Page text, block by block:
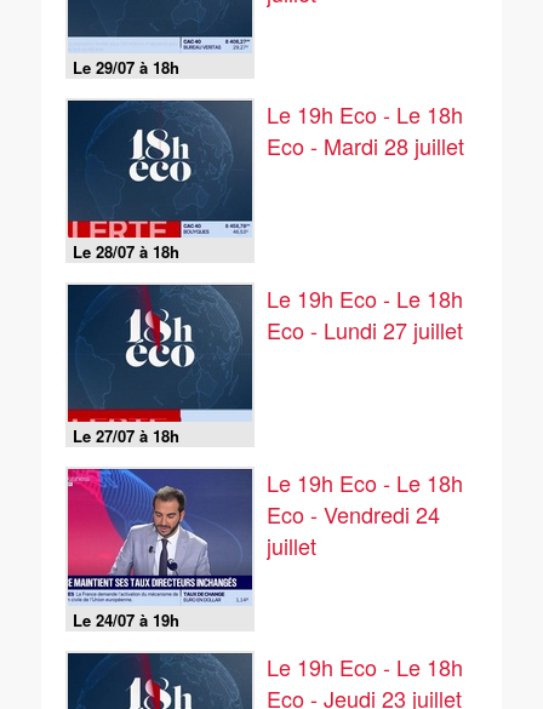
Le 29/07 à 18h
Le 28/07 à 18h
Le 19h Eco - Le 18h
Eco - Mardi 28 juillet
Le 27/07 à 18h
Le 19h Eco - Le 18h
Eco - Lundi 27 juillet
Le 24/07 à 19h
Le 19h Eco - Le 18h
Eco - Vendredi 24
juillet
Le 19h Eco - Le 18h
Eco - Jeudi 23 juillet